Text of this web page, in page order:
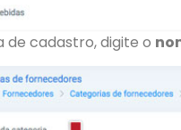
de cadastro, digite o